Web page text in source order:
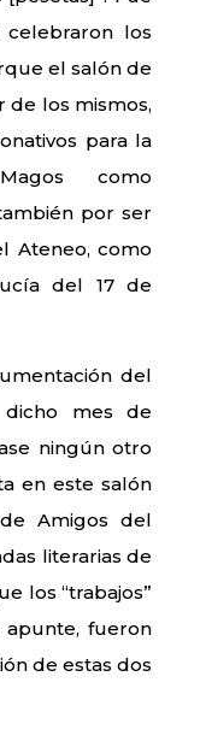
los
el salón de
de los mismos,
para la
como
por ser
Ateneo, como
del 17 de
del
mes de
ningún otro
en este salón
Amigos del
literarias de
los “trabajos”
fueron
de estas dos